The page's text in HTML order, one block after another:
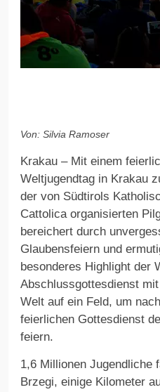
Von: Silvia Ramoser
Krakau – Mit einem
Weltjugendtag in Krakau
der von Südtirols
Cattolica organisierten
bereichert durch
Glaubensfeiern und
besonderes Highlight der
Abschlussgottesdienst
Welt auf ein Feld, um
feierlichen Gottesdienst
feiern.
1,6 Millionen Jugendliche
Brzegi, einige Kilometer